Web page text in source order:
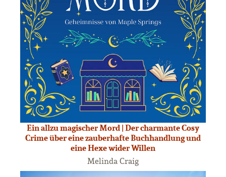
Ein allzu magischer Mord | Der charmante Cosy
Crime über eine zauberhafte Buchhandlung und
eine Hexe wider Willen
Melinda Craig